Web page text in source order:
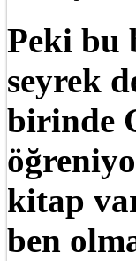
Peki bu
seyrek
birinde
kitap
ben